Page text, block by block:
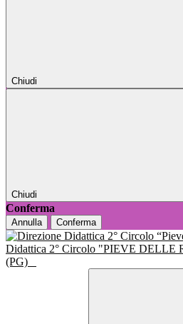
Chiudi
Chiudi
Conferma
Annulla Conferma
Didattica 2° Circolo "PIEVE DELLE
(PG)